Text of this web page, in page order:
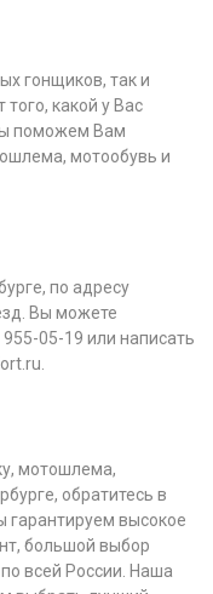
гонщиков, так и
какой у Вас
поможем Вам
мотообувь и
по адресу
Вы можете
05-19 или написать
мотошлема,
обратитесь в
высокое
большой выбор
всей России. Наша